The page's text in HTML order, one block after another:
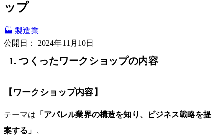
ップ
🏭 製造業
公開日： 2024年11月10日
1. つくったワークショップの内容
【ワークショップ内容】
テーマは 「アパレル業界の構造を知り、ビジネス戦略を提
案する」
。